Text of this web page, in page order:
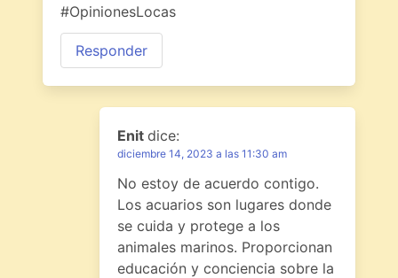
#OpinionesLocas
Responder
Enit dice:
diciembre 14, 2023 a las 11:30 am
No estoy de acuerdo contigo.
Los acuarios son lugares donde
se cuida y protege a los
animales marinos. Proporcionan
educación y conciencia sobre la